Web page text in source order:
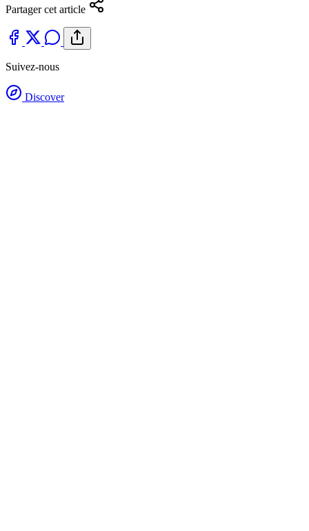
Partager cet article
Suivez-nous
Discover